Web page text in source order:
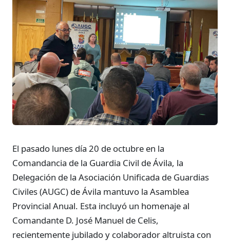
El pasado lunes día 20 de octubre en la
Comandancia de la Guardia Civil de Ávila, la
Delegación de la Asociación Unificada de Guardias
Civiles (AUGC) de Ávila mantuvo la Asamblea
Provincial Anual. Esta incluyó un homenaje al
Comandante D. José Manuel de Celis,
recientemente jubilado y colaborador altruista con